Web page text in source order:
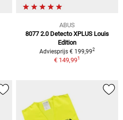
ABUS
8077 2.0 Detecto XPLUS Louis
Edition
Adviesprijs € 199,992
€ 149,991